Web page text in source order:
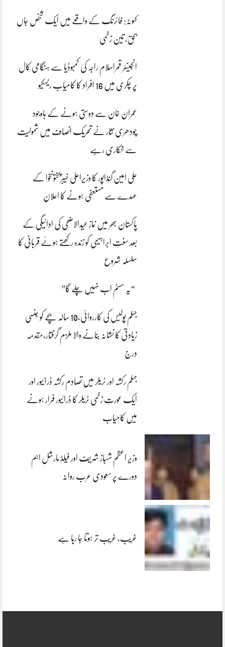
کہوٹہ: فائرنگ کے واقعے میں ایک شخص جاں
بحق، تین زخمی
انجینئر قمراسلام راجہ کی کمبوڈیا سے ہنگامی کال
پر چکری میں 16 افراد کا کامیاب ریسکیو
عمران خان سے دوستی ہونے کے باوجود
چودھری نثار نے تحریک انصاف میں شمولیت
سے انکاری رہے
علی امین گنڈاپور کا وزیراعلیٰ خیبرپختونخوا کے
عہدے سے مستعفی ہونے کا اعلان
پاکستان بھر میں نمازِ عیدالاضحی کی ادائیگی کے
بعد سنتِ ابراہیمی کو زندہ رکھتے ہوئے قربانی کا
سلسلہ شروع
“یہ سسٹم اب نہیں چلے گا”
جہلم پولیس کی کارروائی،10 سالہ بچے کو جنسی
زیادتی کا نشانہ بنانے والا ملزم گرفتار،مقدمہ
درج
جہلم رکشہ اور ٹریلر میں تصادم رکشہ ڈرائیور اور
ایک عورت زخمی ٹریلر کا ڈرائیور فرار ہونے
میں کامیاب
وزیر اعظم شہباز شریف اور فیلڈ مارشل اہم
دورے پر سعودی عرب روانہ
غریب، غریب تر ہوتا جا رہا ہے